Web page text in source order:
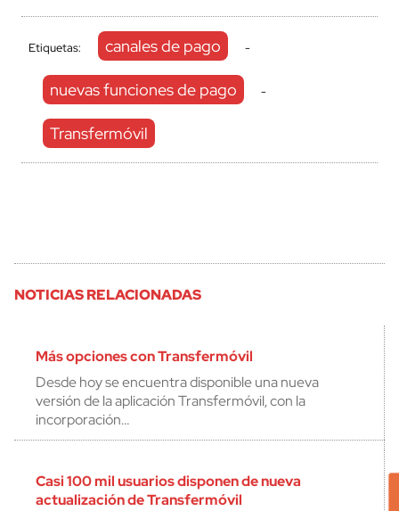
Etiquetas: canales de pago -
nuevas funciones de pago -
Transfermóvil
NOTICIAS RELACIONADAS
Más opciones con Transfermóvil
Desde hoy se encuentra disponible una nueva
versión de la aplicación Transfermóvil, con la
incorporación…
Casi 100 mil usuarios disponen de nueva
actualización de Transfermóvil